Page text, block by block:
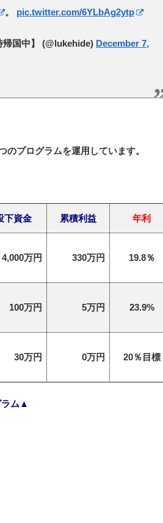
。 pic.twitter.com/6YLbAg2ytp
国中】 (@lukehide) December 7,
プログラムを運用しています。
下資金 累積利益 年利
4,000万円 330万円 19.8％
100万円 5万円 23.9%
30万円 0万円 20％目標
ラム▲